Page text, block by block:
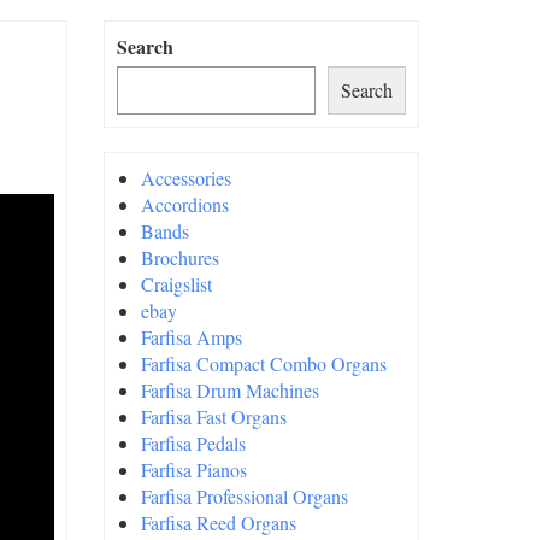
Search
Search
Accessories
Accordions
Bands
Brochures
Craigslist
ebay
Farfisa Amps
Farfisa Compact Combo Organs
Farfisa Drum Machines
Farfisa Fast Organs
Farfisa Pedals
Farfisa Pianos
Farfisa Professional Organs
Farfisa Reed Organs